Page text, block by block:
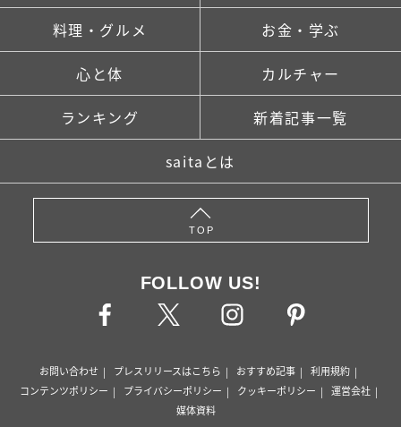
料理・グルメ お金・学ぶ
心と体 カルチャー
ランキング 新着記事一覧
saitaとは
TOP
FOLLOW US!
お問い合わせ プレスリリースはこちら おすすめ記事
利用規約
コンテンツポリシー
プライバシーポリシー クッキーポリシー
運営会社
媒体資料